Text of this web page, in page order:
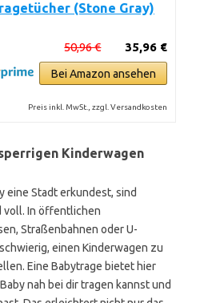
(Stone Gray)
35,96 €
50,96 €
Bei Amazon ansehen
Preis inkl. MwSt., zzgl. Versandkosten
Kinderwagen
eine Stadt erkundest, sind
voll. In öffentlichen
Straßenbahnen oder U-
einen Kinderwagen zu
Eine Babytrage bietet hier
nah bei dir tragen kannst und